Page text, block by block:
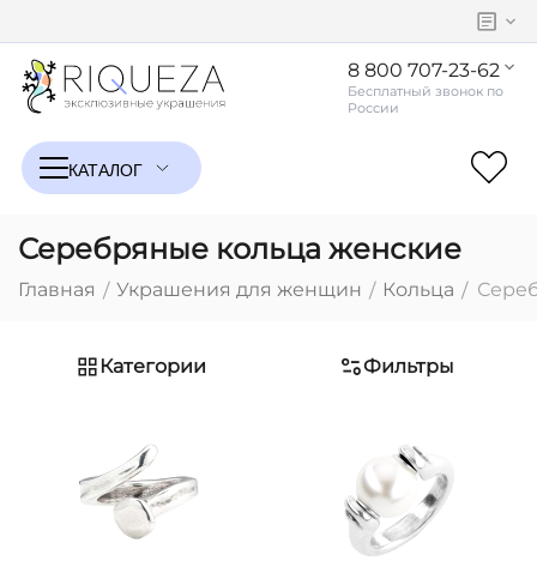
8 800 707-23-62
Серебряные кольца женские
Главная / Украшения для женщин / Кольца /
Категории Фильтры